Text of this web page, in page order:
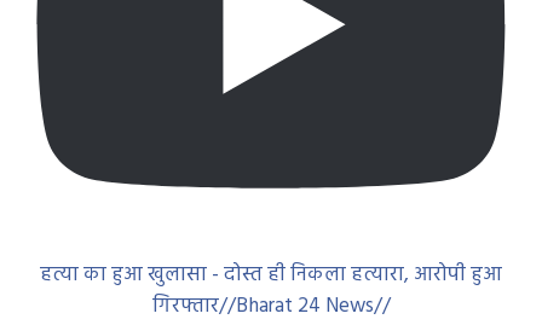
हत्या का हुआ खुलासा - दोस्त ही निकला हत्यारा, आरोपी हुआ
गिरफ्तार//Bharat 24 News//